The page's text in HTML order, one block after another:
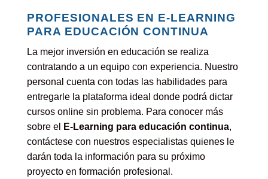
PROFESIONALES EN E-LEARNING
PARA EDUCACIÓN CONTINUA
La mejor inversión en educación se realiza
contratando a un equipo con experiencia. Nuestro
personal cuenta con todas las habilidades para
entregarle la plataforma ideal donde podrá dictar
cursos online sin problema. Para conocer más
sobre el
E-Learning para educación continua,
contáctese con nuestros especialistas quienes le
darán toda la información para su próximo
proyecto en formación profesional.